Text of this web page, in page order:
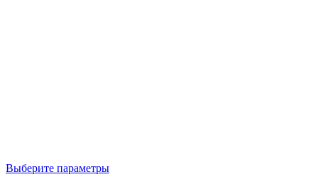
Выберите параметры